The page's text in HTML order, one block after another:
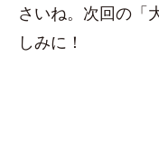
さいね。次回の「
しみに！